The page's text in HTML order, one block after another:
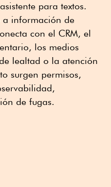
para textos.
a información de
con el CRM, el
los medios
lealtad o la atención
surgen permisos,
de fugas.